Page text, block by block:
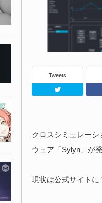
Tweets
クロスシミュレー
ウェア「Sylyn」が
現状は公式サイトに